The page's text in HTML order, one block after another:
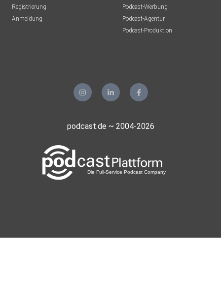
Registrierung
Anmeldung
Podcast-Werbung
Podcast-Agentur
Podcast-Produktion
podcast.de ~ 2004-2026